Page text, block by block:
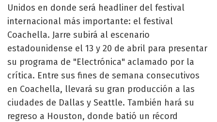
Unidos en donde será headliner del festival
internacional más importante: el festival
Coachella. Jarre subirá al escenario
estadounidense el 13 y 20 de abril para presentar
su programa de "Electrónica" aclamado por la
crítica. Entre sus fines de semana consecutivos
en Coachella, llevará su gran producción a las
ciudades de Dallas y Seattle. También hará su
regreso a Houston, donde batió un récord